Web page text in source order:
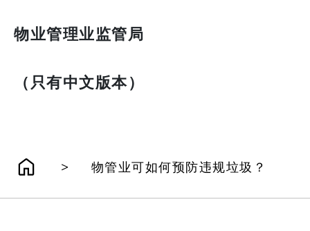
物业管理业监管局
（只有中文版本）
> 物管业可如何预防违规垃圾？